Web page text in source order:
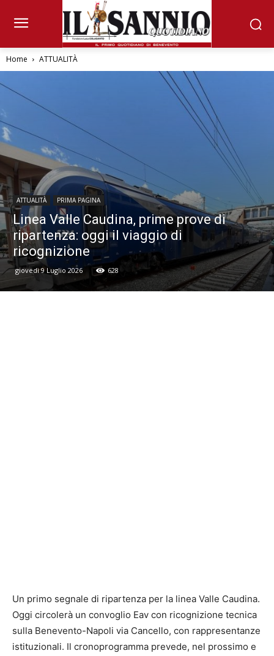
Home ATTUALITÀ
ATTUALITÀ PRIMA PAGINA
Linea Valle Caudina, prime prove di
ripartenza: oggi il viaggio di
ricognizione
giovedì 9 Luglio 2026 628
Un primo segnale di ripartenza per la linea Valle Caudina.
Oggi circolerà un convoglio Eav con ricognizione tecnica
sulla Benevento-Napoli via Cancello, con rappresentanze
istituzionali. Il cronoprogramma prevede, nel prossimo e